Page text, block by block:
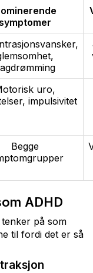
uro,
impulsivitet
Begge
ADHD
på som
til fordi det er så